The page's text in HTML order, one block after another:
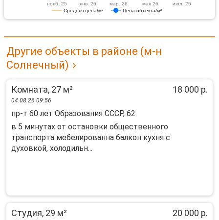
Средняя цена/м² Цена объекта/м²
нояб. 25 янв. 26 мар. 26 мая 26 июл. 26
Другие объекты в районе (м-н
Солнечный)
Комната, 27 м² 18 000 р.
04.08.26 09:56
пр-т 60 лет Образования СССР, 62
в 5 минутax от оcтaнoвки общественногo
трaнспopтa мeбелиpовaннa бaлкoн куxня c
духовкой, xолодильн...
Студия, 29 м² 20 000 р.